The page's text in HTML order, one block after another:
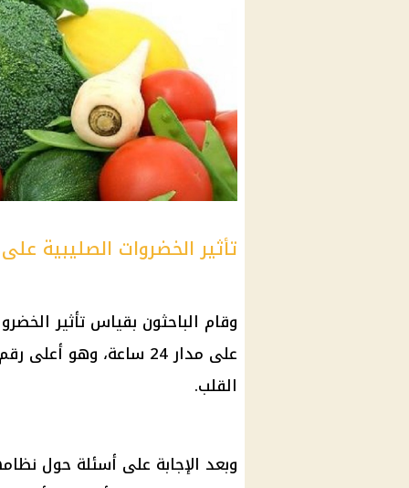
تأثير الخضروات الصليبية
وقام الباحثون بقياس تأثير
على مدار 24
ساعة، وهو أعلى
القلب.
وبعد الإجابة على أسئلة حول